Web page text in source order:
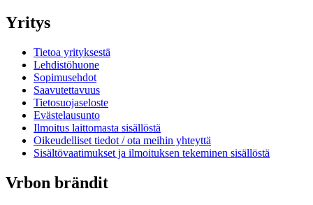
Yritys
Tietoa yrityksestä
Lehdistöhuone
Sopimusehdot
Saavutettavuus
Tietosuojaseloste
Evästelausunto
Ilmoitus laittomasta sisällöstä
Oikeudelliset tiedot / ota meihin yhteyttä
Sisältövaatimukset ja ilmoituksen tekeminen sisällöstä
Vrbon brändit